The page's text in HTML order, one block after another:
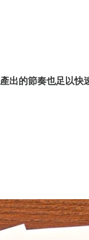
出的節奏也足以快